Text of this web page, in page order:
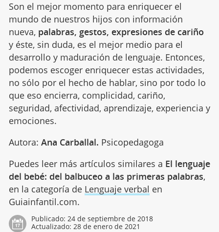
Son el mejor momento para enriquecer el
mundo de nuestros hijos con información
nueva, palabras, gestos, expresiones de cariño
y éste, sin duda, es el mejor medio para el
desarrollo y maduración de lenguaje. Entonces,
podemos escoger enriquecer estas actividades,
no sólo por el hecho de hablar, sino por todo lo
que eso encierra, complicidad, cariño,
seguridad, afectividad, aprendizaje, experiencia y
emociones.
Autora: Ana Carballal. Psicopedagoga
Puedes leer más artículos similares a El lenguaje
del bebé: del balbuceo a las primeras palabras,
en la categoría de Lenguaje verbal en
Guiainfantil.com.
Publicado: 24 de septiembre de 2018
Actualizado: 28 de enero de 2021